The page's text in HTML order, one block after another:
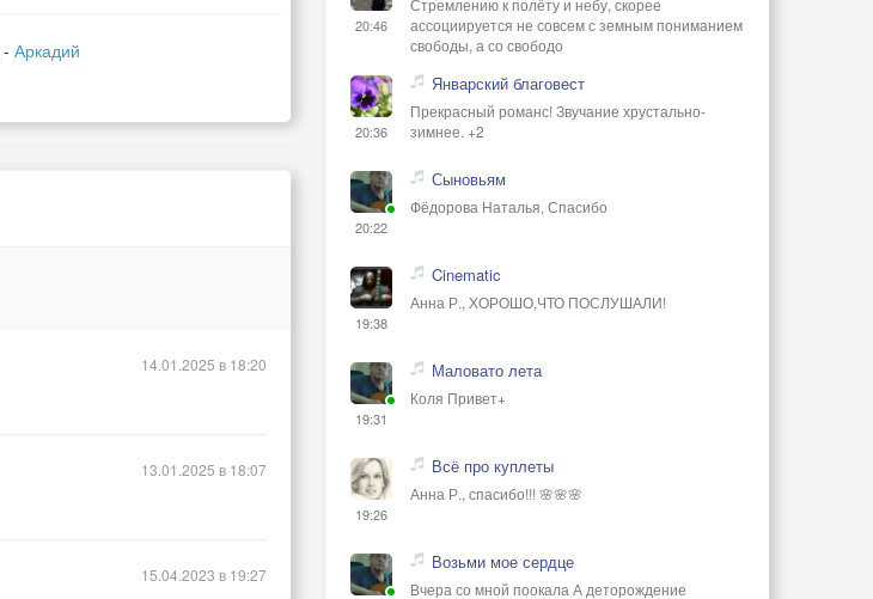
- Аркадий
14.01.2025 в 18:20
13.01.2025 в 18:07
15.04.2023 в 19:27
20:46
ассоциируется не совсем с земным пониманием
свободы, а со свободо
20:36
Январский благовест
Прекрасный романс! Звучание хрустально-
зимнее. +2
20:22
Сыновьям
Фёдорова Наталья, Спасибо
19:38
Cinematic
Анна Р., ХОРОШО,ЧТО ПОСЛУШАЛИ!
19:31
Маловато лета
Коля Привет+
19:26
Всё про куплеты
Анна Р., спасибо!!! 🌸🌸🌸
Возьми мое сердце
Вчера со мной поокала А деторождение